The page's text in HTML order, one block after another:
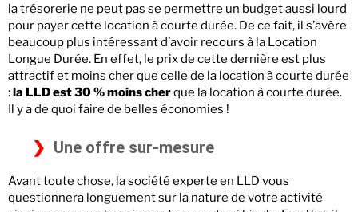
la trésorerie ne peut pas se permettre un budget aussi lourd
pour payer cette location à courte durée. De ce fait, il s’avère
beaucoup plus intéressant d’avoir recours à la Location
Longue Durée. En effet, le prix de cette dernière est plus
attractif et moins cher que celle de la location à courte durée
:la LLD est 30 % moins cherque la location à courte durée.
Il y a de quoi faire de belles économies !
Une offre sur-mesure
Avant toute chose, la société experte en LLD vous
questionnera longuement sur la nature de votre activité